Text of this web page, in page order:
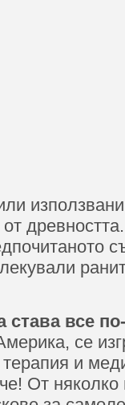
става все
се
и
От няколко